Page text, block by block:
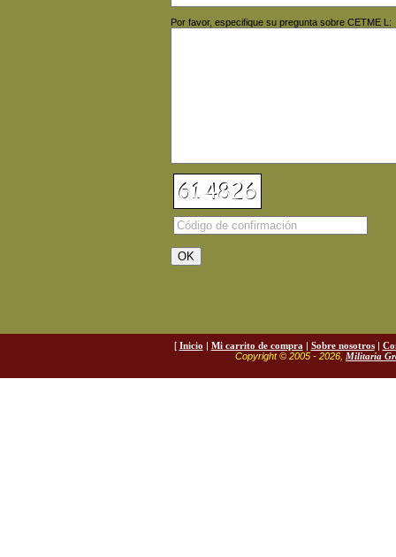
Por favor, especifique su pregunta sobre CETME L:
[ Inicio | Mi carrito de compra | Sobre nosotros|
Copyright © 2005 - 2026, Militaria